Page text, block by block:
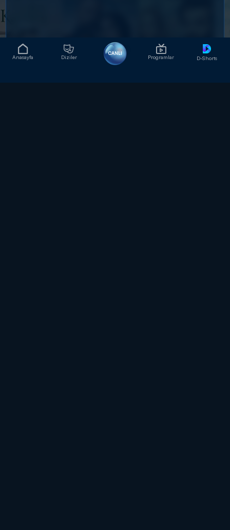
Anasayfa Diziler
CANLI
Programlar D-Shorts